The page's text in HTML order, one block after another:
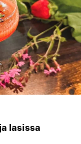
lasissa